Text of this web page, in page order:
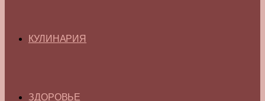
КУЛИНАРИЯ
ЗДОРОВЬЕ